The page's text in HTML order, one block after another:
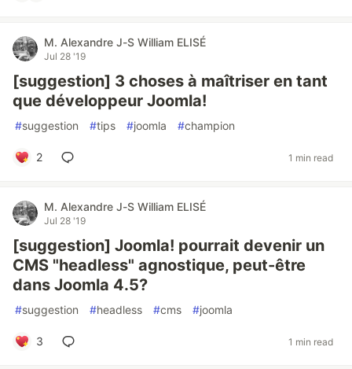
M. Alexandre J-S William ELISÉ
Jul 28 '19
[suggestion] 3 choses à maîtriser en tant
que développeur Joomla!
#suggestion #tips #joomla #champion
2 1 min read
M. Alexandre J-S William ELISÉ
Jul 28 '19
[suggestion] Joomla! pourrait devenir un
CMS "headless" agnostique, peut-être
dans Joomla 4.5?
#suggestion #headless #cms #joomla
3 1 min read